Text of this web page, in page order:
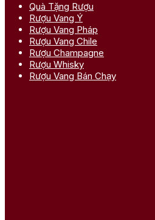
Quà Tặng Rượu
Rượu Vang Ý
Rượu Vang Pháp
Rượu Vang Chile
Rượu Champagne
Rượu Whisky
Rượu Vang Bán Chạy